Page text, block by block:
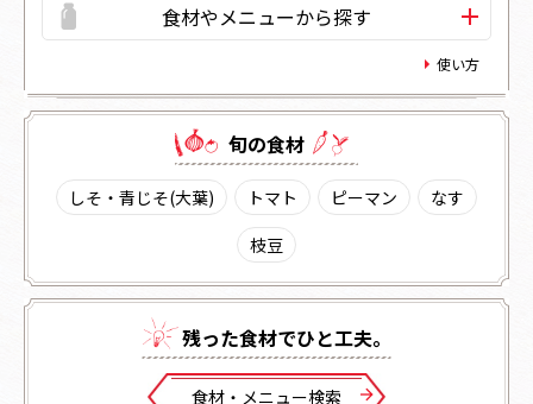
食材やメニューから探す
使い方
旬の⾷材
しそ・青じそ(大葉) トマト ピーマン
なす
枝豆
残った⾷材でひと⼯夫。
⾷材・メニュー検索